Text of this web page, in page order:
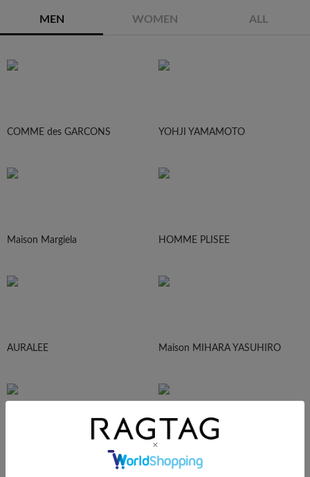
MEN WOMEN ALL
COMME des GARCONS YOHJI YAMAMOTO
Maison Margiela HOMME PLISEE
AURALEE Maison MIHARA YASUHIRO
UNDERCOVER